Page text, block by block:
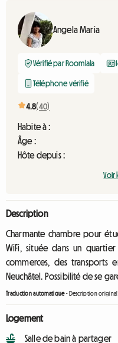
Angela Maria
Vérifié par Roomlala
Téléphone vérifié
4.8(40)
Habite à :
Âge :
Hôte depuis :
Voir
Description
Charmante chambre pour
WiFi, située dans un
commerces, des
Neuchâtel. Possibilité de se
Traduction automatique- Description
Logement
Salle de bain à partager